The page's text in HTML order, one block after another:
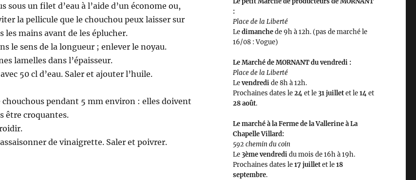
sous un filet d’eau à l’aide d’un économe ou,
la pellicule que le chouchou peux laisser sur
les mains avant de les éplucher.
le sens de la longueur ; enlever le noyau.
lamelles dans l’épaisseur.
50 cl d’eau. Saler et ajouter l’huile.
chouchous pendant 5 mm environ : elles doivent
être croquantes.
de vinaigrette. Saler et poivrer.
:
Place de la Liberté
Ledimanchede 9h à 12h. (pas de marché le
16/08 : Vogue)
Le Marché de MORNANT du vendredi :
Place de la Liberté
Levendredide 8h à 12h.
Prochaines dates le24et le31 juilletet le14et
28 août.
Le marché à la Ferme de la Vallerine à La
Chapelle Villard:
592 chemin du coin
Le3ème vendredidu mois de 16h à 19h.
Prochaines dates le17 juilletet le18
septembre.